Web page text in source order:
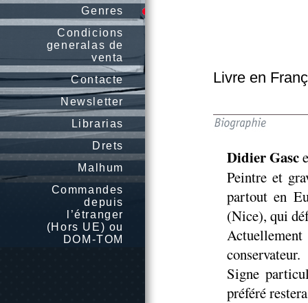
Genres
Condicions
generalas de
venta
Contacte
Newsletter
Librarias
Drets
Malhum
Commandes
depuis
l’étranger
(Hors UE) ou
DOM-TOM
Livre en
Didier Gasc
Peintre et
partout en
(Nice), qui
conservateur.
Signe
préféré